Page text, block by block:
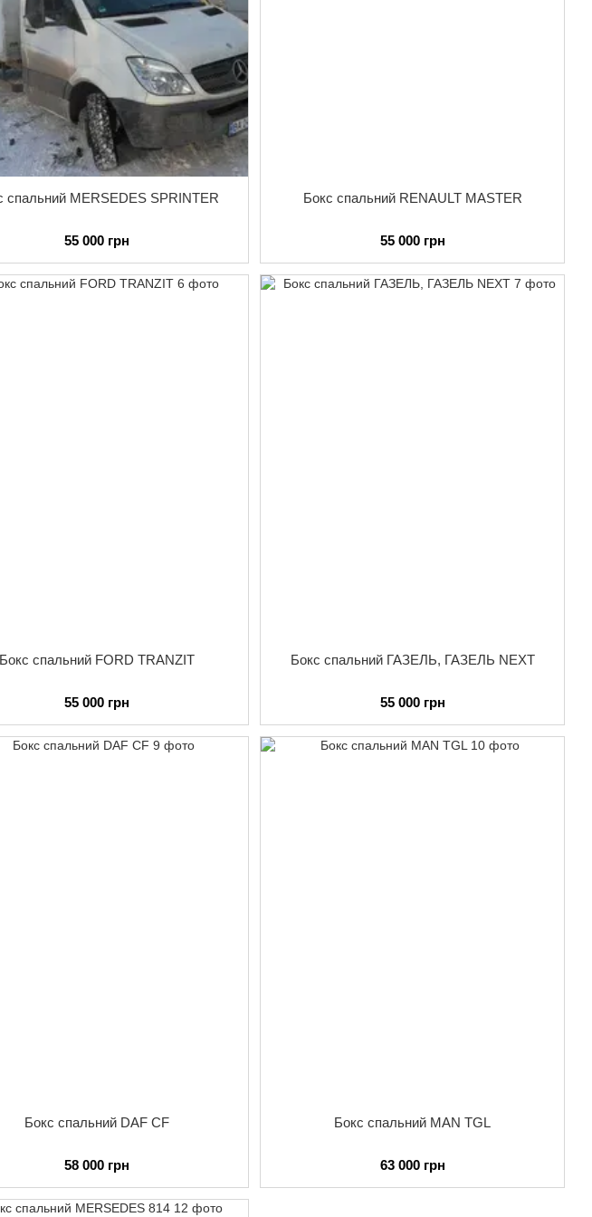
спальний MERSEDES SPRINTER
55 000 грн
Бокс спальний RENAULT MASTER
55 000 грн
Бокс спальний FORD TRANZIT
55 000 грн
Бокс спальний ГАЗЕЛЬ, ГАЗЕЛЬ NEXT
55 000 грн
Бокс спальний DAF СF
58 000 грн
Бокс спальний MAN TGL
63 000 грн